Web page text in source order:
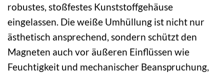
robustes, stoßfestes Kunststoffgehäuse
eingelassen. Die weiße Umhüllung ist nicht nur
ästhetisch ansprechend, sondern schützt den
Magneten auch vor äußeren Einflüssen wie
Feuchtigkeit und mechanischer Beanspruchung,